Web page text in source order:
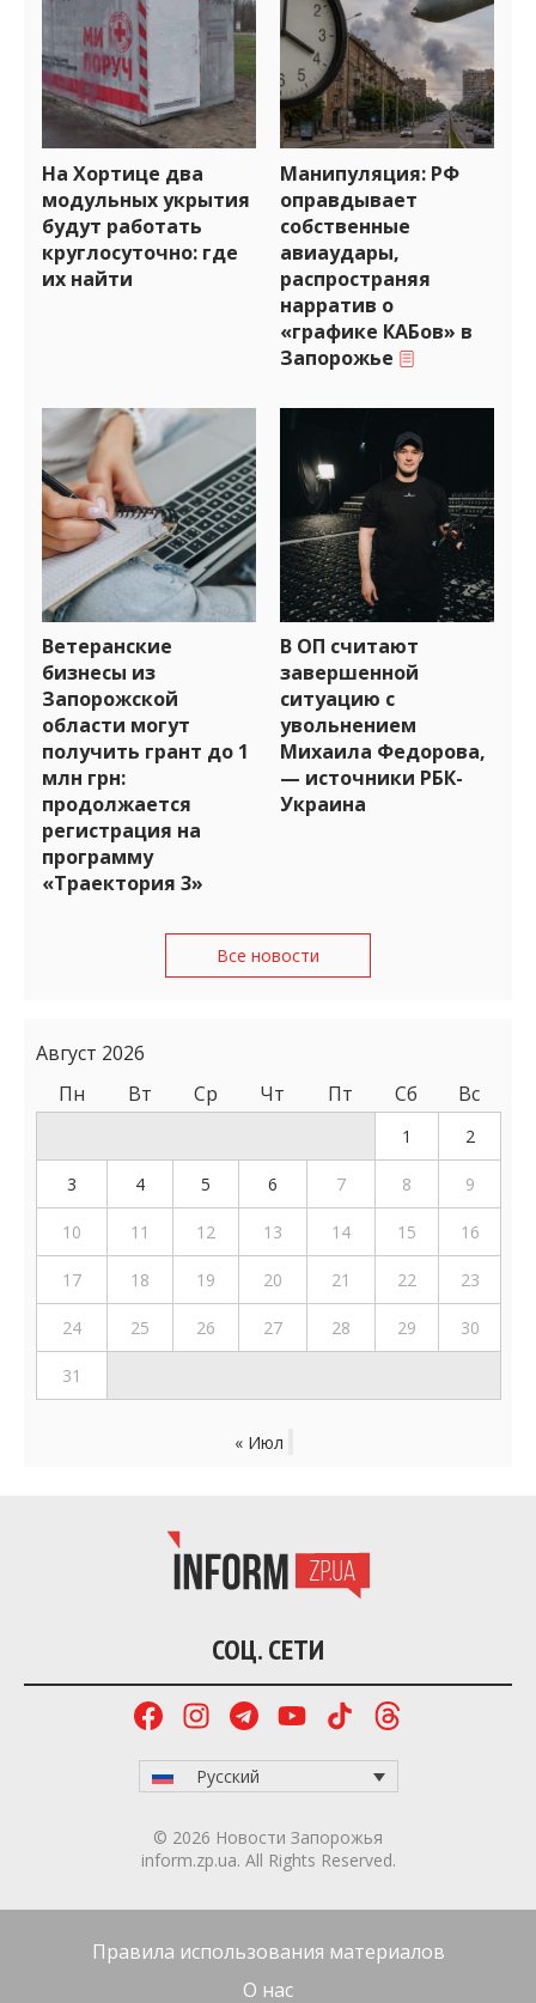
На Хортице два
модульных укрытия
будут работать
круглосуточно: где
их найти
Манипуляция: РФ
оправдывает
собственные
авиаудары,
распространяя
нарратив о
«графике КАБов» в
Запорожье
Ветеранские
бизнесы из
Запорожской
области могут
получить грант до 1
млн грн:
продолжается
регистрация на
программу
«Траектория 3»
В ОП считают
завершенной
ситуацию с
увольнением
Михаила Федорова,
— источники РБК-
Украина
Все новости
Август 2026
Пн
Вт Ср Чт Пт Сб Вс
1 2
3 4 5 6 7 8 9
10 11 12 13 14 15 16
17 18 19 20 21 22 23
24 25 26 27 28 29 30
31
« Июл
СОЦ. СЕТИ
Русский
© 2026 Новости Запорожья
inform.zp.ua. All Rights Reserved.
Правила использования материалов
О нас